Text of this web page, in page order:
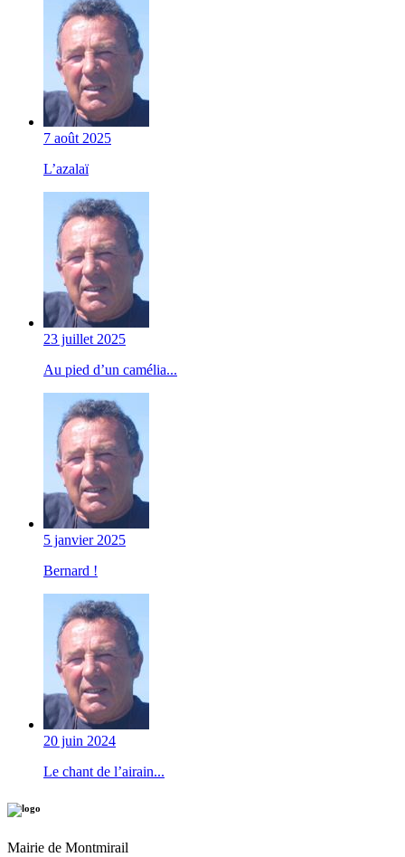
7 août 2025
L’azalaï
23 juillet 2025
Au pied d’un camélia...
5 janvier 2025
Bernard !
20 juin 2024
Le chant de l’airain...
Mairie de Montmirail